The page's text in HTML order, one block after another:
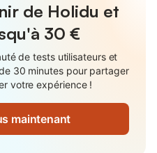
de Holidu et
30 €
de tests utilisateurs et
30 minutes pour partager
votre expérience !
maintenant